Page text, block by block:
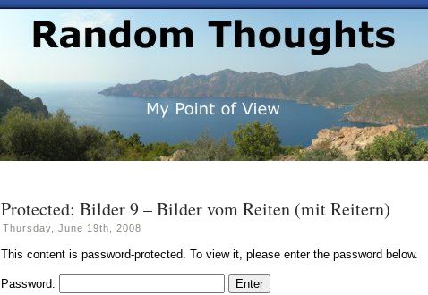
Protected: Bilder 9 – Bilder vom Reiten (mit Reitern)
Thursday, June 19th, 2008
This content is password-protected. To view it, please enter the password below.
Password: